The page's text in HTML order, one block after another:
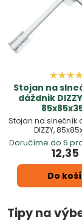
Stojan na
dáždnik
Stojan na slnečník
DIZZY,
Doručíme do 5
Do
Tipy na